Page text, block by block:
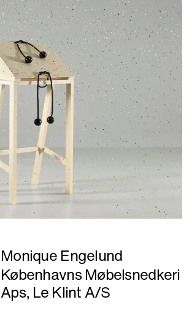
Monique Engelund
Københavns Møbelsnedkeri
Aps, Le Klint A/S